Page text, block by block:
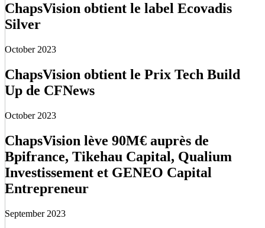
ChapsVision obtient le label Ecovadis
Silver
October 2023
ChapsVision obtient le Prix Tech Build
Up de CFNews
October 2023
ChapsVision lève 90M€ auprès de
Bpifrance, Tikehau Capital, Qualium
Investissement et GENEO Capital
Entrepreneur
September 2023